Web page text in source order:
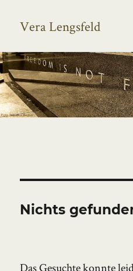
Vera Lengsfeld
Nichts
Das Gesuchte konnte